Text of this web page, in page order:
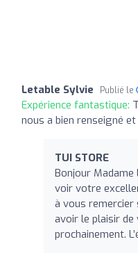
Letable Sylvie Publié le
Expérience fantastique:
nous a bien renseigné
TUI STORE
Bonjour
voir votre
à vous remercier
avoir le plaisir de
prochainement.